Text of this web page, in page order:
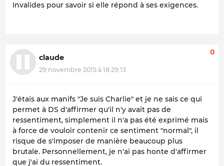
Invalides pour savoir si elle répond à ses exigences.
claude
29 novembre 2015 à 18:29:13
0
J'étais aux manifs "Je suis Charlie" et je ne sais ce qui
permet à DS d'affirmer qu'il n'y avait pas de
ressentiment, simplement il n'a pas été exprimé mais
à force de vouloir contenir ce sentiment "normal", il
risque de s'imposer de manière beaucoup plus
brutale. Personnellement, je n'ai pas honte d'affirmer
que j'ai du ressentiment.